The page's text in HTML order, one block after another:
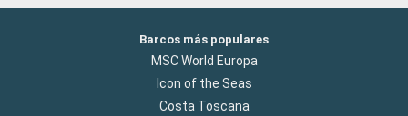
Barcos más populares
MSC World Europa
Icon of the Seas
Costa Toscana